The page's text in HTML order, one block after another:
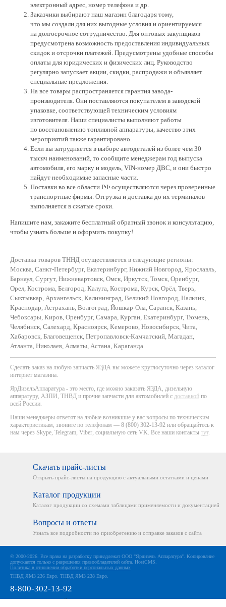
электронный адрес, номер телефона и др.
Заказчики выбирают наш магазин благодаря тому,
что мы создали для них выгодные условия и ориентируемся
на долгосрочное сотрудничество. Для оптовых закупщиков
предусмотрена возможность предоставления индивидуальных
скидок и отсрочки платежей. Предусмотрены удобные способы
оплаты для юридических и физических лиц. Руководство
регулярно запускает акции, скидки, распродажи и объявляет
специальные предложения.
На все товары распространяется гарантия завода-
производителя. Они поставляются покупателем в заводской
упаковке, соответствующей техническим условиям
изготовителя. Наши специалисты выполняют работы
по восстановлению топливной аппаратуры, качество этих
мероприятий также гарантировано.
Если вы затрудняется в выборе автодеталей из более чем 30
тысяч наименований, то сообщите менеджерам год выпуска
автомобиля, его марку и модель, VIN-номер ДВС, и они быстро
найдут необходимые запасные части.
Поставки во все области РФ осуществляются через проверенные
транспортные фирмы. Отгрузка и доставка до их терминалов
выполняется в сжатые сроки.
Напишите нам, закажите бесплатный обратный звонок и консультацию,
чтобы узнать больше и оформить покупку!
Доставка товаров ТННД осуществляется в следующие регионы:
Москва, Санкт-Петербург, Екатеринбург, Нижний Новгород, Ярославль,
Барнаул, Сургут, Нижневартовск, Омск, Иркутск, Томск, Оренбург,
Орел, Кострома, Белгород, Калуга, Кострома, Курск, Орёл, Тверь,
Сыктывкар, Архангельск, Калининград, Великий Новгород, Нальчик,
Краснодар, Астрахань, Волгоград, Йошкар-Ола, Саранск, Казань,
Чебоксары, Киров, Оренбург, Самара, Курган, Екатеринбург, Тюмень,
Челябинск, Салехард, Красноярск, Кемерово, Новосибирск, Чита,
Хабаровск, Благовещенск, Петропавловск-Камчатский, Магадан,
Атланта, Николаев, Алматы, Астана, Караганда
Сделать заказ на любую запчасть ЯЗДА вы можете круглосуточно через каталог
интернет магазина.
ЯрДизельАппаратура - это место, где можно заказать ЯЗДА, дизельную
аппаратуру, АЗПИ, ТНВД и прочие запчасти для автомобилей с доставкой по
всей России.
Наши менеджеры ответят на любые возникшие у вас вопросы по техническим
характеристикам, звоните по телефонам — 8 (800) 302-13-92 или обращайтесь к
нам через Skype, Telegram, Viber, социальную сеть VK. Все наши контакты тут.
Скачать прайс-листы
Открыть прайс-листы на продукцию с актуальными остатками и ценами
Каталог продукции
Каталог продукции со схемами таблицами применяемости и документацией
Вопросы и ответы
Узнать все подробности по приобретению и отправке заказов с сайта
© 2000-2026. Все права на разработку принадлежат ООО "Ярдизель Аппаратура". Копирование
допускается только с разрешения правообладателей сайта. HostCMS
Политика в отношении обработки персональных данных
ТНВД ЯМЗ 236 Евро ТНВД ЯМЗ 238 Евро
8-800-302-13-92